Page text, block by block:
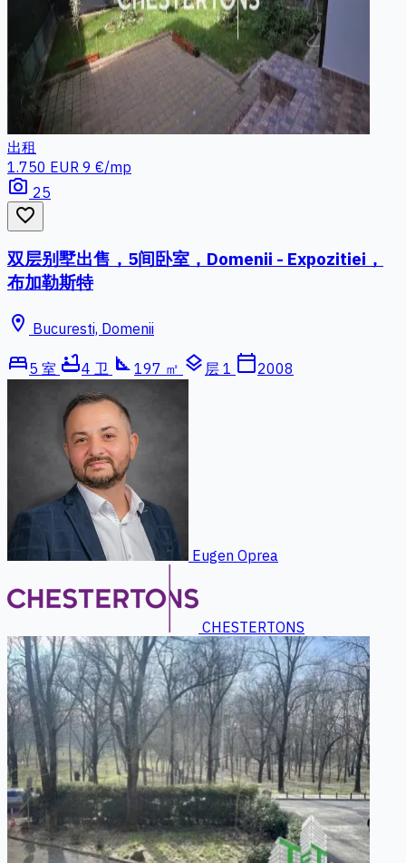
出租
1.750 EUR 9 €/mp
photo_camera 25
favorite_border
双层别墅出售，5间卧室，Domenii - Expozitiei，
布加勒斯特
location_on Bucuresti, Domenii
bed5 室 bathtub4 卫 square_foot 197 ㎡ layers 层 1 calendar_today2008
Eugen Oprea
CHESTERTONS